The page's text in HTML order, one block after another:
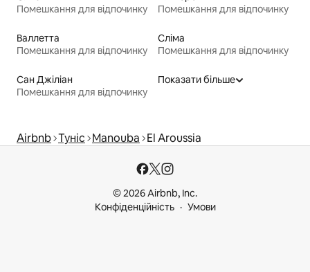
Помешкання для відпочинку
Помешкання для відпочинку
Валлетта
Помешкання для відпочинку
Сліма
Помешкання для відпочинку
Сан Джіліан
Помешкання для відпочинку
Показати більше
Airbnb Туніс Manouba El Aroussia
© 2026 Airbnb, Inc.
Конфіденційність
Умови